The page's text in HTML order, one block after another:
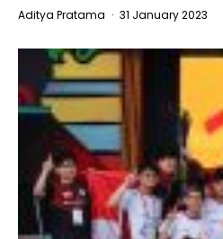
Aditya Pratama · 31 January 2023